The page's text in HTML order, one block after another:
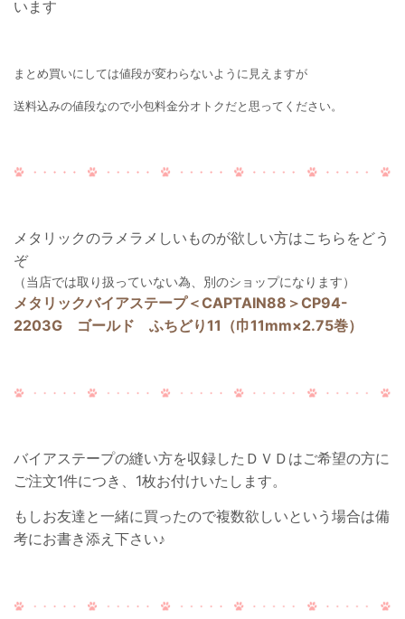
います
まとめ買いにしては値段が変わらないように見えますが
送料込みの値段なので小包料金分オトクだと思ってください。
メタリックのラメラメしいものが欲しい方はこちらをどう
ぞ
（当店では取り扱っていない為、別のショップになります）
メタリックバイアステープ＜CAPTAIN88＞CP94-
2203G ゴールド ふちどり11（巾11mm×2.75巻）
バイアステープの縫い方を収録したＤＶＤはご希望の方に
ご注文1件につき、1枚お付けいたします。
もしお友達と一緒に買ったので複数欲しいという場合は備
考にお書き添え下さい♪